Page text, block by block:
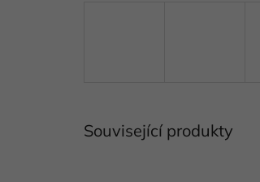
Související produkty